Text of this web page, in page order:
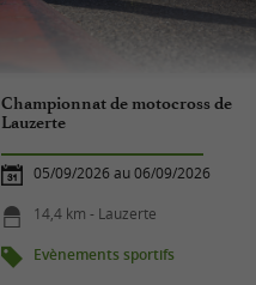
Championnat de motocross de
Lauzerte
05/09/2026 au 06/09/2026
14,4 km - Lauzerte
Evènements sportifs